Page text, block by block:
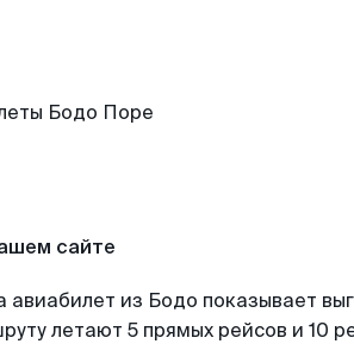
сайте
авиабилет из Бодо показывает
летают 5 прямых рейсов и 10